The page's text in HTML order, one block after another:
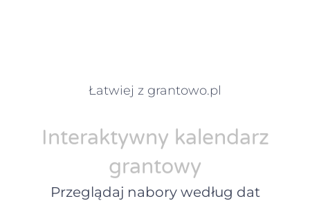
Łatwiej z grantowo.pl
Interaktywny kalendarz
grantowy
Przeglądaj nabory według dat